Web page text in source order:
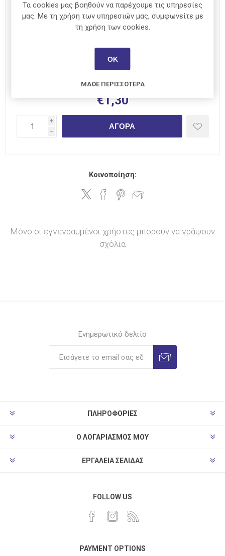
€1,30
i
h
ΑΓΟΡΆ
Κοινοποίηση:
Μόνο οι εγγεγραμμένοι χρήστες μπορούν να γράψουν
σχόλια
Ενημερωτικό δελτίο
ΠΛΗΡΟΦΟΡΊΕΣ
Ο ΛΟΓΑΡΙΑΣΜΌΣ ΜΟΥ
ΕΡΓΑΛΕΊΑ ΣΕΛΊΔΑΣ
FOLLOW US
PAYMENT OPTIONS
Τα cookies μας βοηθούν να παρέχουμε τις υπηρεσίες
μας. Με τη χρήση των υπηρεσιών μας, συμφωνείτε με
τη χρήση των cookies.
ΟΚ
ΜΆΘΕ ΠΕΡΙΣΣΌΤΕΡΑ